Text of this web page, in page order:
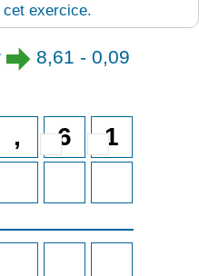
exercice.
8,61 - 0,09